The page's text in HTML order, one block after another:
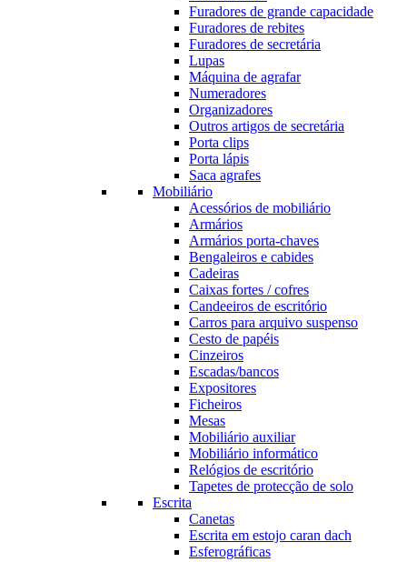
Furadores de grande capacidade
Furadores de rebites
Furadores de secretária
Lupas
Máquina de agrafar
Numeradores
Organizadores
Outros artigos de secretária
Porta clips
Porta lápis
Saca agrafes
Mobiliário
Acessórios de mobiliário
Armários
Armários porta-chaves
Bengaleiros e cabides
Cadeiras
Caixas fortes / cofres
Candeeiros de escritório
Carros para arquivo suspenso
Cesto de papéis
Cinzeiros
Escadas/bancos
Expositores
Ficheiros
Mesas
Mobiliário auxiliar
Mobiliário informático
Relógios de escritório
Tapetes de protecção de solo
Escrita
Canetas
Escrita em estojo caran dach
Esferográficas